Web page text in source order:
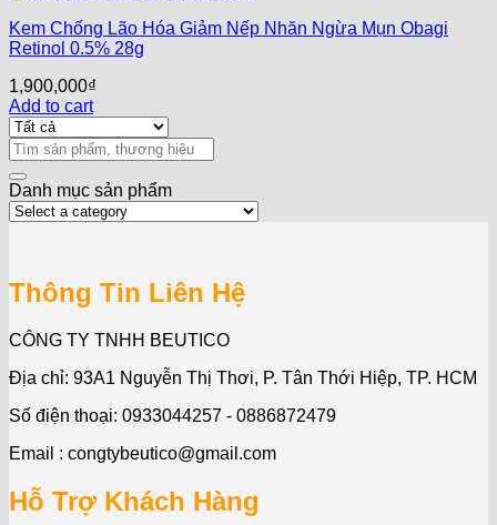
Kem Chống Lão Hóa Giảm Nếp Nhăn Ngừa Mụn Obagi
Retinol 0.5% 28g
1,900,000₫
Add to cart
Search
for:
Danh mục sản phẩm
Thông Tin Liên Hệ
CÔNG TY TNHH BEUTICO
Địa chỉ: 93A1 Nguyễn Thị Thơi, P. Tân Thới Hiệp, TP. HCM
Số điện thoại: 0933044257 - 0886872479
Email : congtybeutico@gmail.com
Hỗ Trợ Khách Hàng